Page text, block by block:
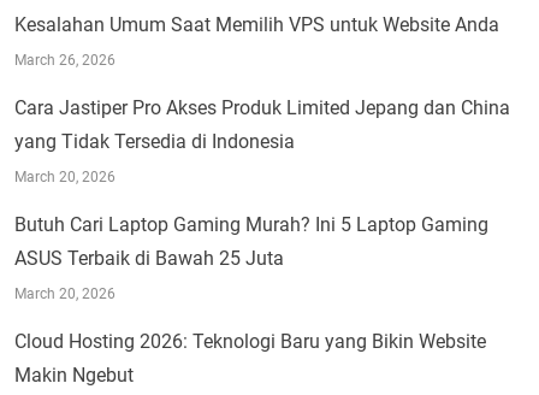
Kesalahan Umum Saat Memilih VPS untuk Website Anda
March 26, 2026
Cara Jastiper Pro Akses Produk Limited Jepang dan China
yang Tidak Tersedia di Indonesia
March 20, 2026
Butuh Cari Laptop Gaming Murah? Ini 5 Laptop Gaming
ASUS Terbaik di Bawah 25 Juta
March 20, 2026
Cloud Hosting 2026: Teknologi Baru yang Bikin Website
Makin Ngebut